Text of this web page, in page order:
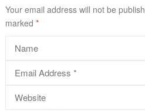
Your email address will not be
marked *